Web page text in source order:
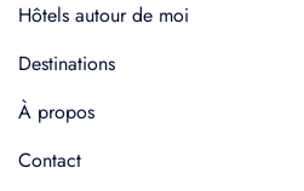
Hôtels autour de moi
Destinations
À propos
Contact